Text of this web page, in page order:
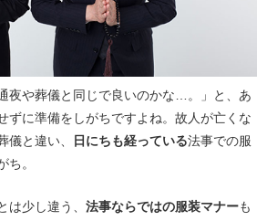
夜や葬儀と同じで良いのかな…。」と、あ
ずに準備をしがちですよね。故人が亡くな
儀と違い、
日にちも経っている法事での服
ち。
は少し違う、法事ならではの服装マナーも